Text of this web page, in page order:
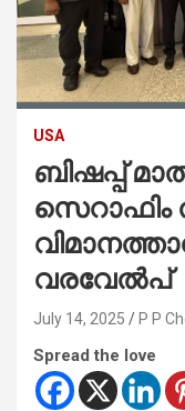
USA
ബിഷപ്പ്
സെറാഫിം
വരവേൽപ്
July 14, 2025 P P
Spread the love